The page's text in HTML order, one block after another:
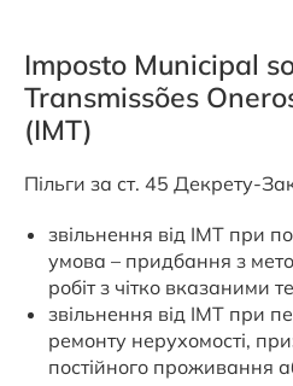
Imposto Municipal
Transmissões
(IMT)
Пільги за ст. 45 Декрету-
звільнення від IMT при
умова – придбання з
робіт з чітко вказаними
звільнення від IMT при
ремонту нерухомості,
постійного проживання